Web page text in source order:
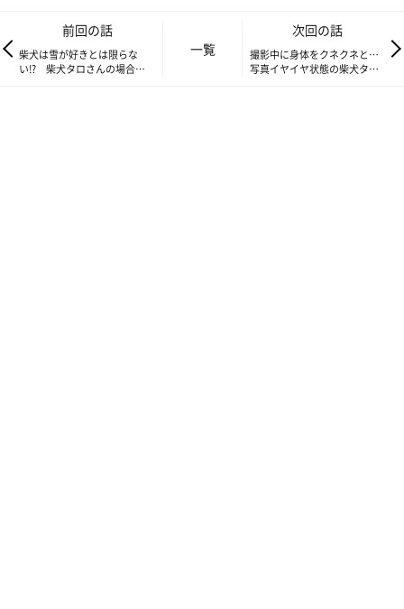
前回の話
柴犬は雪が好きとは限らな
い!? 柴犬タロさんの場合
一覧
次回の話
撮影中に身体をクネクネと…
写真イヤイヤ状態の柴犬タロ